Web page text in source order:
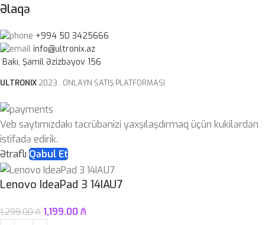
Əlaqə
+994 50 3425666
info@ultronix.az
Bakı, Şamil Əzizbəyov 156
ULTRONIX 2023 . ONLAYN SATIŞ PLATFORMASI.
Veb saytımızdakı təcrübənizi yaxşılaşdırmaq üçün kukilərdən
istifadə edirik.
Ətraflı Qəbul Et
Lenovo IdeaPad 3 14IAU7
1,299.00₼ 1,199.00 ₼